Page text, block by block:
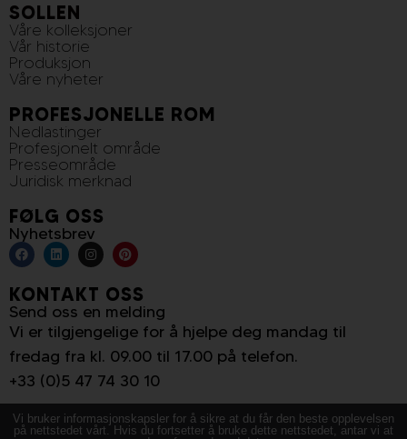
SOLLEN
Våre kolleksjoner
Vår historie
Produksjon
Våre nyheter
PROFESJONELLE ROM
Nedlastinger
Profesjonelt område
Presseområde
Juridisk merknad
FØLG OSS
Nyhetsbrev
KONTAKT OSS
Send oss en melding
Vi er tilgjengelige for å hjelpe deg mandag til
fredag fra kl. 09.00 til 17.00 på telefon.
+33 (0)5 47 74 30 10
Vi bruker informasjonskapsler for å sikre at du får den beste opplevelsen
på nettstedet vårt. Hvis du fortsetter å bruke dette nettstedet, antar vi at